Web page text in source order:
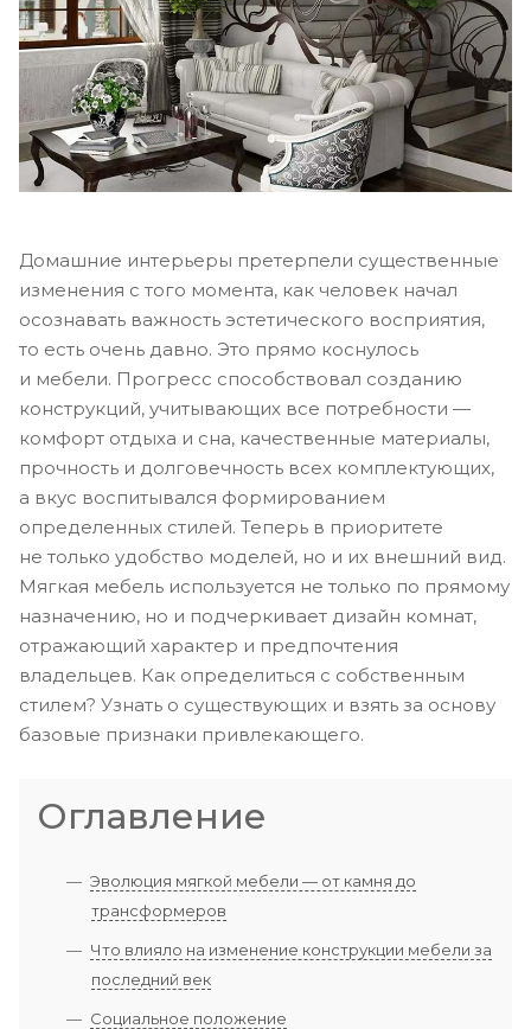
Домашние интерьеры претерпели существенные
изменения с того момента, как человек начал
осознавать важность эстетического восприятия,
то есть очень давно. Это прямо коснулось
и мебели. Прогресс способствовал созданию
конструкций, учитывающих все потребности —
комфорт отдыха и сна, качественные материалы,
прочность и долговечность всех комплектующих,
а вкус воспитывался формированием
определенных стилей. Теперь в приоритете
не только удобство моделей, но и их внешний вид.
Мягкая мебель используется не только по прямому
назначению, но и подчеркивает дизайн комнат,
отражающий характер и предпочтения
владельцев. Как определиться с собственным
стилем? Узнать о существующих и взять за основу
базовые признаки привлекающего.
Оглавление
Эволюция мягкой мебели — от камня до
трансформеров
Что влияло на изменение конструкции мебели за
последний век
Социальное положение